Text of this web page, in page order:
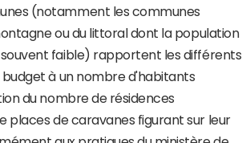
(notamment les communes
ou du littoral dont la population
faible) rapportent les différents
à un nombre d'habitants
du nombre de résidences
places de caravanes figurant sur leur